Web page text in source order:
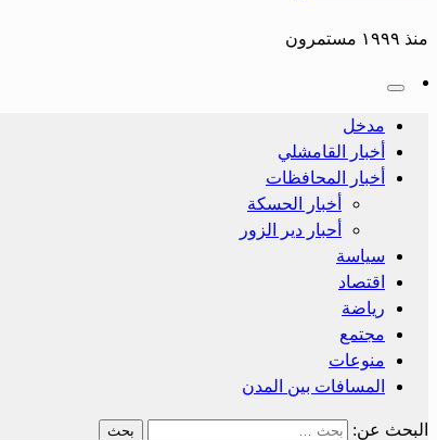
منذ ١٩٩٩ مستمرون
مدخل
أخبار القامشلي
أخبار المحافظات
أخبار الحسكة
أحبار دير الزور
سياسة
اقتصاد
رياضة
مجتمع
منوعات
المسافات بين المدن
البحث عن: